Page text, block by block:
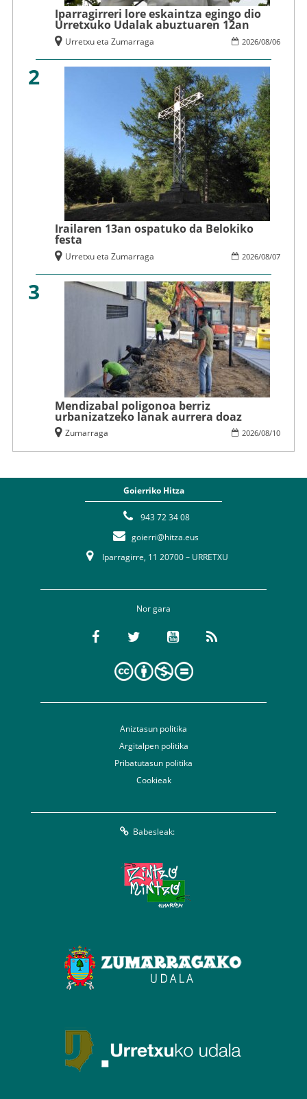
Iparragirreri lore eskaintza egingo dio
Urretxuko Udalak abuztuaren 12an
2026/08/06
Urretxu eta Zumarraga
2
Irailaren 13an ospatuko da Belokiko
festa
2026/08/07
Urretxu eta Zumarraga
3
Mendizabal poligonoa berriz
urbanizatzeko lanak aurrera doaz
2026/08/10
Zumarraga
Goierriko Hitza
943 72 34 08
goierri@hitza.eus
Iparragirre, 11 20700 – URRETXU
Nor gara
Aniztasun politika
Argitalpen politika
Pribatutasun politika
Cookieak
Babesleak: